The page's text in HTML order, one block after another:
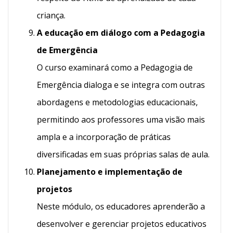
criança.
A educação em diálogo com a Pedagogia
de Emergência
O curso examinará como a Pedagogia de
Emergência dialoga e se integra com outras
abordagens e metodologias educacionais,
permitindo aos professores uma visão mais
ampla e a incorporação de práticas
diversificadas em suas próprias salas de aula.
Planejamento e implementação de
projetos
Neste módulo, os educadores aprenderão a
desenvolver e gerenciar projetos educativos